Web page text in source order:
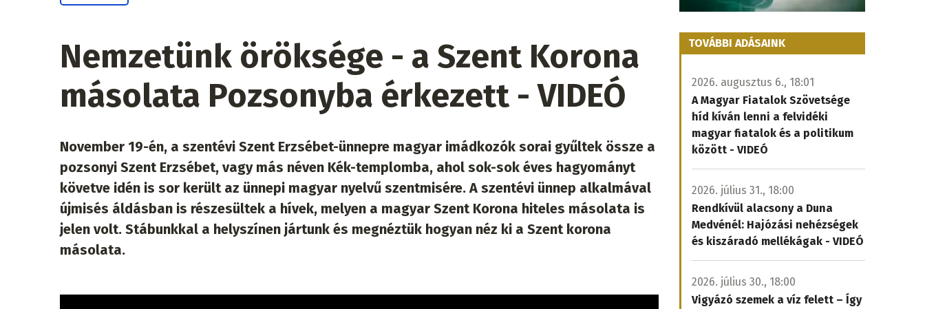
Nemzetünk öröksége - a Szent Korona
másolata Pozsonyba érkezett - VIDEÓ
November 19-én, a szentévi Szent Erzsébet-ünnepre magyar imádkozók sorai gyűltek össze a
pozsonyi Szent Erzsébet, vagy más néven Kék-templomba, ahol sok-sok éves hagyományt
követve idén is sor került az ünnepi magyar nyelvű szentmisére. A szentévi ünnep alkalmával
újmisés áldásban is részesültek a hívek, melyen a magyar Szent Korona hiteles másolata is
jelen volt. Stábunkkal a helyszínen jártunk és megnéztük hogyan néz ki a Szent korona
másolata.
TOVÁBBI ADÁSAINK
2026. augusztus 6., 18:01
A Magyar Fiatalok Szövetsége
híd kíván lenni a felvidéki
magyar fiatalok és a politikum
között - VIDEÓ
2026. július 31., 18:00
Rendkívül alacsony a Duna
Medvénél: Hajózási nehézségek
és kiszáradó mellékágak - VIDEÓ
2026. július 30., 18:00
Vigyázó szemek a víz felett – Így